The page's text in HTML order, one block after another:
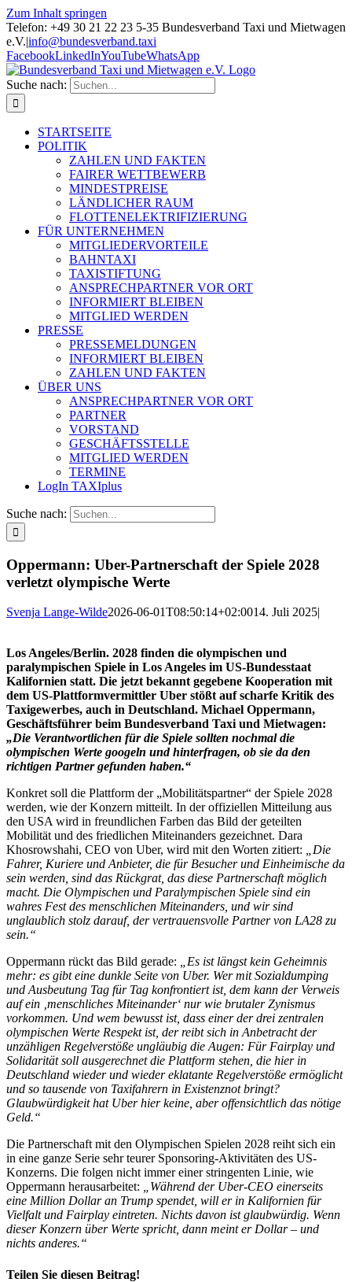
Zum Inhalt springen
Telefon: +49 30 21 22 23 5-35 Bundesverband Taxi und Mietwagen
e.V.|info@bundesverband.taxi
FacebookLinkedInYouTubeWhatsApp
Suche nach:
STARTSEITE
POLITIK
ZAHLEN UND FAKTEN
FAIRER WETTBEWERB
MINDESTPREISE
LÄNDLICHER RAUM
FLOTTENELEKTRIFIZIERUNG
FÜR UNTERNEHMEN
MITGLIEDERVORTEILE
BAHNTAXI
TAXISTIFTUNG
ANSPRECHPARTNER VOR ORT
INFORMIERT BLEIBEN
MITGLIED WERDEN
PRESSE
PRESSEMELDUNGEN
INFORMIERT BLEIBEN
ZAHLEN UND FAKTEN
ÜBER UNS
ANSPRECHPARTNER VOR ORT
PARTNER
VORSTAND
GESCHÄFTSSTELLE
MITGLIED WERDEN
TERMINE
LogIn TAXIplus
Suche nach:
Oppermann: Uber-Partnerschaft der Spiele 2028
verletzt olympische Werte
Svenja Lange-Wilde2026-06-01T08:50:14+02:0014. Juli 2025|
Los Angeles/Berlin. 2028 finden die olympischen und
paralympischen Spiele in Los Angeles im US-Bundesstaat
Kalifornien statt. Die jetzt bekannt gegebene Kooperation mit
dem US-Plattformvermittler Uber stößt auf scharfe Kritik des
Taxigewerbes, auch in Deutschland. Michael Oppermann,
Geschäftsführer beim Bundesverband Taxi und Mietwagen:
„Die Verantwortlichen für die Spiele sollten nochmal die
olympischen Werte googeln und hinterfragen, ob sie da den
richtigen Partner gefunden haben.“
Konkret soll die Plattform der „Mobilitätspartner“ der Spiele 2028
werden, wie der Konzern mitteilt. In der offiziellen Mitteilung aus
den USA wird in freundlichen Farben das Bild der geteilten
Mobilität und des friedlichen Miteinanders gezeichnet. Dara
Khosrowshahi, CEO von Uber, wird mit den Worten zitiert: „Die
Fahrer, Kuriere und Anbieter, die für Besucher und Einheimische da
sein werden, sind das Rückgrat, das diese Partnerschaft möglich
macht. Die Olympischen und Paralympischen Spiele sind ein
wahres Fest des menschlichen Miteinanders, und wir sind
unglaublich stolz darauf, der vertrauensvolle Partner von LA28 zu
sein.“
Oppermann rückt das Bild gerade: „Es ist längst kein Geheimnis
mehr: es gibt eine dunkle Seite von Uber. Wer mit Sozialdumping
und Ausbeutung Tag für Tag konfrontiert ist, dem kann der Verweis
auf ein ‚menschliches Miteinander‘ nur wie brutaler Zynismus
vorkommen. Und wem bewusst ist, dass einer der drei zentralen
olympischen Werte Respekt ist, der reibt sich in Anbetracht der
unzähligen Regelverstöße ungläubig die Augen: Für Fairplay und
Solidarität soll ausgerechnet die Plattform stehen, die hier in
Deutschland wieder und wieder eklatante Regelverstöße ermöglicht
und so tausende von Taxifahrern in Existenznot bringt?
Glaubwürdigkeit hat Uber hier keine, aber offensichtlich das nötige
Geld.“
Die Partnerschaft mit den Olympischen Spielen 2028 reiht sich ein
in eine ganze Serie sehr teurer Sponsoring-Aktivitäten des US-
Konzerns. Die folgen nicht immer einer stringenten Linie, wie
Oppermann herausarbeitet: „Während der Uber-CEO einerseits
eine Million Dollar an Trump spendet, will er in Kalifornien für
Vielfalt und Fairplay eintreten. Nichts davon ist glaubwürdig. Wenn
dieser Konzern über Werte spricht, dann meint er Dollar – und
nichts anderes.“
Teilen Sie diesen Beitrag!